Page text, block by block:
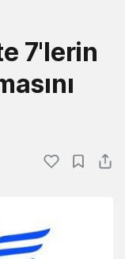
7'lerin